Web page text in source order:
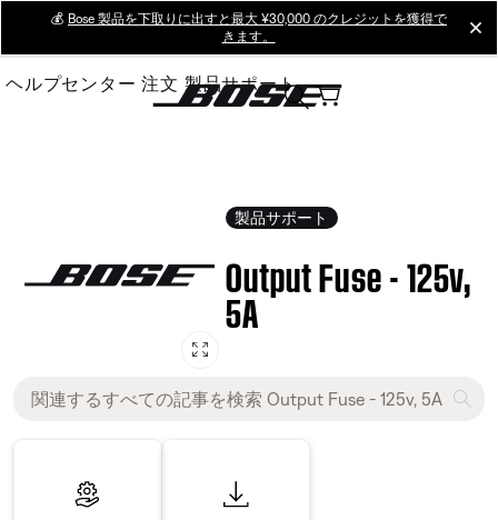
Main
💰 Bose 製品を下取りに出すと最大 ¥30,000 のクレジットを獲得で
きます。
ヘルプセンター 注文 製品サポート
製品サポート
Output Fuse - 125v,
5A